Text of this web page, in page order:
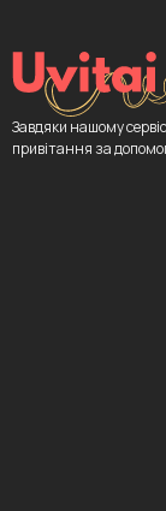
Завдяки нашому
привітання за